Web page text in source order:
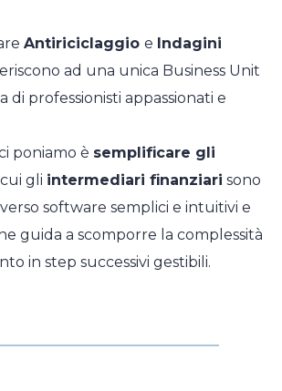
Antiriciclaggio e Indagini
ad una unica Business Unit
di professionisti appassionati e
poniamo è semplificare gli
cui gli intermediari finanziari sono
software semplici e intuitivi e
guida a scomporre la complessità
in step successivi gestibili.